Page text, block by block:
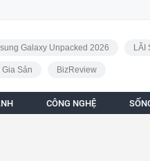
Galaxy Unpacked 2026 LÃI
Sản BizReview
CÔNG NGHỆ